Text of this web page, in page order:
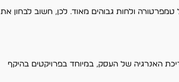
ולחות גבוהים מאוד. לכן, חשוב לבחון את
האנרגיה של העסק, במיוחד בפרויקטים בהיקף